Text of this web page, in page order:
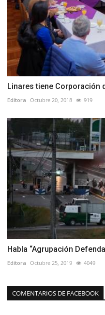
Linares tiene Corporación
Editora Octubre 20, 2018 919
Habla “Agrupación
Editora Octubre 25, 2019 4049
COMENTARIOS DE FACEBOOK